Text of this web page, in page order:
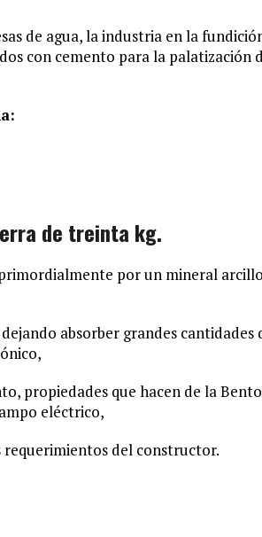
de agua, la industria en la
con cemento para la palatización
de treinta kg.
por un mineral
absorber grandes cantidades
propiedades que hacen de la
eléctrico,
requerimientos del constructor.